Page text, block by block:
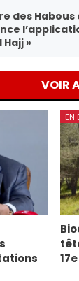
des Habous
»
VOIR
EN